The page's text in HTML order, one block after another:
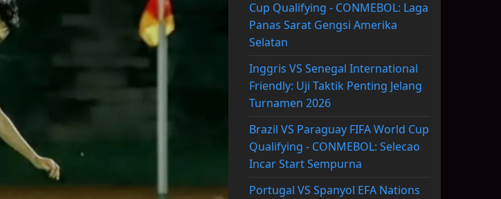
Cup Qualifying - CONMEBOL: Laga
Panas Sarat Gengsi Amerika
Selatan
Inggris VS Senegal International
Friendly: Uji Taktik Penting Jelang
Turnamen 2026
Brazil VS Paraguay FIFA World Cup
Qualifying - CONMEBOL: Selecao
Incar Start Sempurna
Portugal VS Spanyol EFA Nations